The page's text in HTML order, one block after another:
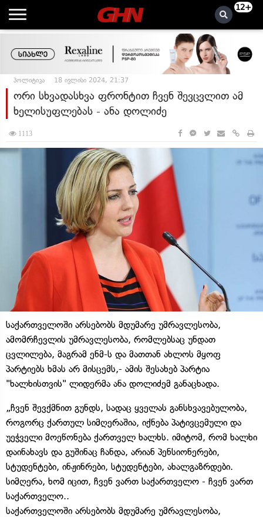
12+
პოლიტიკა 18 ივლისი 2024, 21:37
ორი სხვადასხვა ფრონტით ჩვენ შევცვლით ამ
ხელისუფლებას - ანა დოლიძე
1113
საქართველოში არსებობს მდუმარე უმრავლესობა,
ამომრჩევლის უმრავლესობა, რომლებსაც უნდათ
ცვლილება, მაგრამ ენმ-ს და მათთან ახლოს მყოფ
პარტიებს ხმას არ მისცემს,- ამის შესახებ პარტია
"ხალხისთვის" ლიდერმა ანა დოლიძემ განაცხადა.
„ჩვენ შევქმნით გუნდს, სადაც ყველას განსხვავებულობა,
როგორც ქართულ სიმღერაშია, იქნება პატივცემული და
უეჭველი მოეწონება ქართველ ხალხს. იმიტომ, რომ ხალხი
დაინახავს და გუშინაც ჩანდა, არიან პენსიონერები,
სტუდენტები, ინჟინრები, სტუდენტები, ახალგაზრდები.
სიმღერა, ხომ იცით, ჩვენ ვართ საქართველო - ჩვენ ვართ
საქართველო..
საქართველოში არსებობს მდუმარე უმრავლესობა,